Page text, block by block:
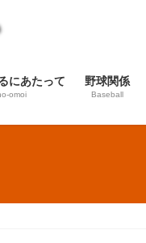
にあたって
omoi
野球関係
Baseball